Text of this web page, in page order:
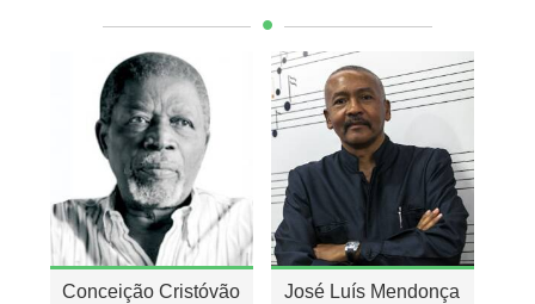
Conceição Cristóvão José Luís Mendonça